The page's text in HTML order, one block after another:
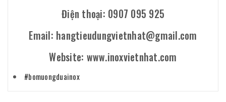
Điện thoại: 0907 095 925
Email: hangtieudungvietnhat@gmail.com
Website: www.inoxvietnhat.com
#bomuongduainox